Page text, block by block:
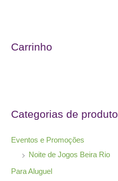
p
r
Carrinho
Categorias de produto
Eventos e Promoções
Noite de Jogos Beira Rio
Para Aluguel